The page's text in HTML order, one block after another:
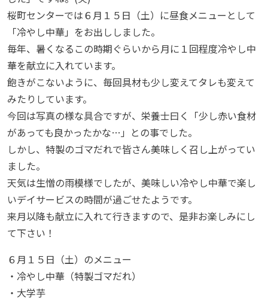
桜町センターでは６月１５日（土）に昼食メニューとして
「冷やし中華」をお出ししました。
毎年、暑くなるこの時期ぐらいから月に１回程度冷やし中
華を献立に入れています。
飽きがこないように、毎回具材も少し変えてタレも変えて
みたりしています。
今回は写真の様な具合ですが、栄養士曰く「少し赤い食材
があっても良かったかな…」との事でした。
しかし、特製のゴマだれで皆さん美味しく召し上がってい
ました。
天気は生憎の雨模様でしたが、美味しい冷やし中華で楽し
いデイサービスの時間が過ごせたようです。
来月以降も献立に入れて行きますので、是非お楽しみにし
て下さい！
６月１５日（土）のメニュー
・冷やし中華（特製ゴマだれ）
・大学芋